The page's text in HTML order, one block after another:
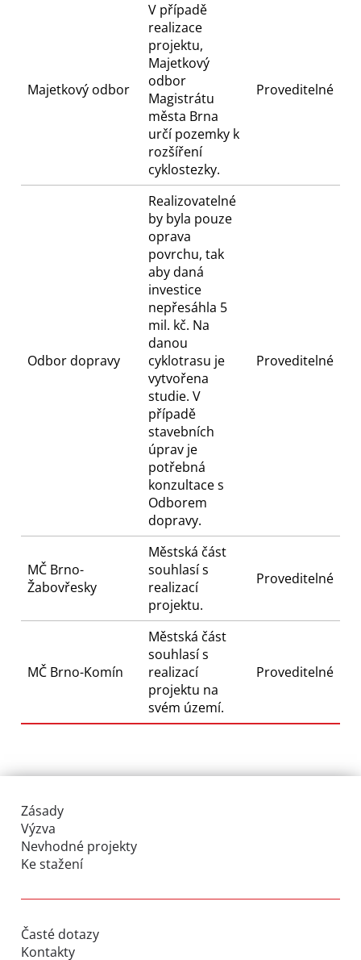
Majetkový odbor
V případě
realizace
projektu,
Majetkový
odbor
Magistrátu
města Brna
určí pozemky k
rozšíření
cyklostezky.
Proveditelné
Odbor dopravy
Realizovatelné
by byla pouze
oprava
povrchu, tak
aby daná
investice
nepřesáhla 5
mil. kč. Na
danou
cyklotrasu je
vytvořena
studie. V
případě
stavebních
úprav je
potřebná
konzultace s
Odborem
dopravy.
Proveditelné
MČ Brno-
Žabovřesky
Městská část
souhlasí s
realizací
projektu.
Proveditelné
MČ Brno-Komín
Městská část
souhlasí s
realizací
projektu na
svém území.
Proveditelné
Zásady
Výzva
Nevhodné projekty
Ke stažení
Časté dotazy
Kontakty